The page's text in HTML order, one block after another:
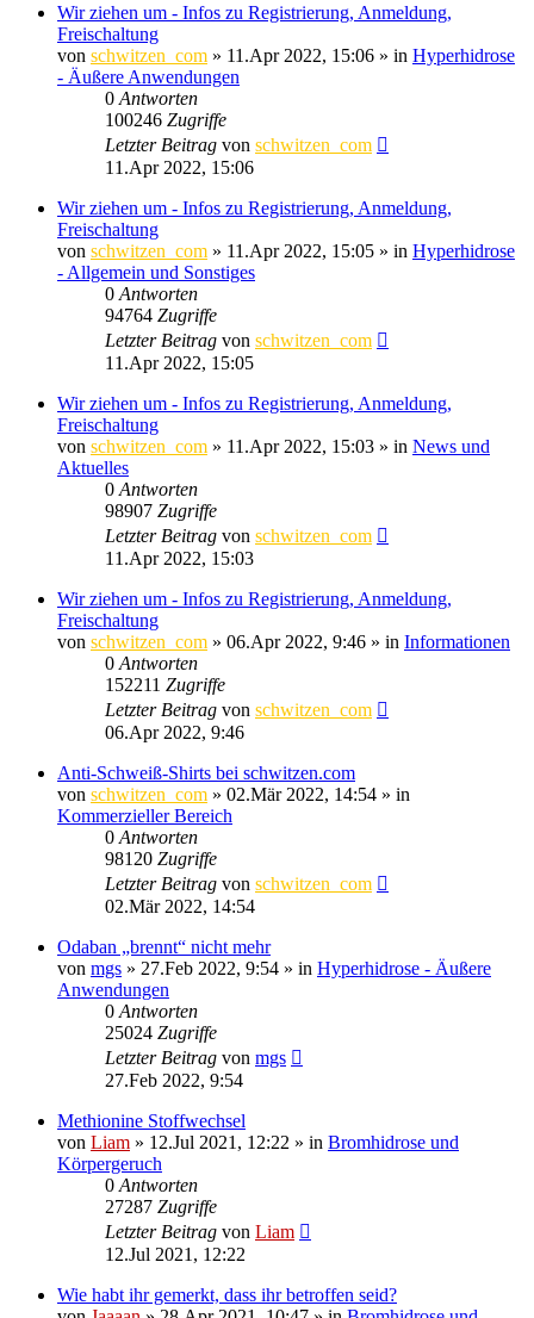
Wir ziehen um - Infos zu Registrierung, Anmeldung,
Freischaltung
von schwitzen_com » 11.Apr 2022, 15:06 » in Hyperhidrose
- Äußere Anwendungen
0 Antworten
100246 Zugriffe
Letzter Beitrag von schwitzen_com
11.Apr 2022, 15:06
Wir ziehen um - Infos zu Registrierung, Anmeldung,
Freischaltung
von schwitzen_com » 11.Apr 2022, 15:05 » in Hyperhidrose
- Allgemein und Sonstiges
0 Antworten
94764 Zugriffe
Letzter Beitrag von schwitzen_com
11.Apr 2022, 15:05
Wir ziehen um - Infos zu Registrierung, Anmeldung,
Freischaltung
von schwitzen_com » 11.Apr 2022, 15:03 » in News und
Aktuelles
0 Antworten
98907 Zugriffe
Letzter Beitrag von schwitzen_com
11.Apr 2022, 15:03
Wir ziehen um - Infos zu Registrierung, Anmeldung,
Freischaltung
von schwitzen_com » 06.Apr 2022, 9:46 » in Informationen
0 Antworten
152211 Zugriffe
Letzter Beitrag von schwitzen_com
06.Apr 2022, 9:46
Anti-Schweiß-Shirts bei schwitzen.com
von schwitzen_com » 02.Mär 2022, 14:54 » in
Kommerzieller Bereich
0 Antworten
98120 Zugriffe
Letzter Beitrag von schwitzen_com
02.Mär 2022, 14:54
Odaban „brennt“ nicht mehr
von mgs » 27.Feb 2022, 9:54 » in Hyperhidrose - Äußere
Anwendungen
0 Antworten
25024 Zugriffe
Letzter Beitrag von mgs
27.Feb 2022, 9:54
Methionine Stoffwechsel
von Liam » 12.Jul 2021, 12:22 » in Bromhidrose und
Körpergeruch
0 Antworten
27287 Zugriffe
Letzter Beitrag von Liam
12.Jul 2021, 12:22
Wie habt ihr gemerkt, dass ihr betroffen seid?